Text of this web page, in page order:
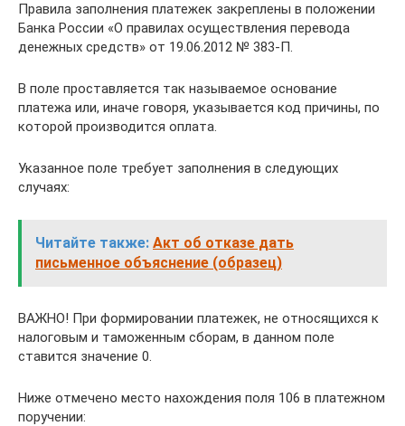
Правила заполнения платежек закреплены в положении
Банка России «О правилах осуществления перевода
денежных средств» от 19.06.2012 № 383-П.
В поле проставляется так называемое основание
платежа или, иначе говоря, указывается код причины, по
которой производится оплата.
Указанное поле требует заполнения в следующих
случаях:
Читайте также: Акт об отказе дать
письменное объяснение (образец)
ВАЖНО! При формировании платежек, не относящихся к
налоговым и таможенным сборам, в данном поле
ставится значение 0.
Ниже отмечено место нахождения поля 106 в платежном
поручении: